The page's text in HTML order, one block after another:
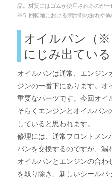
品。材質にはゴムが使用されるのが
※5. 回転軸における潤滑剤の漏れや
オイルパン（
にじみ出ている
オイルパンは通常、エンジ
ジンの一番下にあります。
重要なパーツです。今回オ
そらくエンジンとオイルパン
していると思われます。
修理には、通常フロントメ
パンを交換するのですが、漏
オイルパンとエンジンの合わ
を取り除き、新しいシール